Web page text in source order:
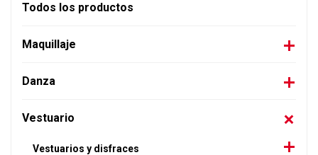
Todos los productos
Maquillaje
Danza
Vestuario
Vestuarios y disfraces